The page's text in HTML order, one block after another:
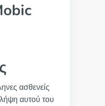
ασθενείς
λήψη αυτού του